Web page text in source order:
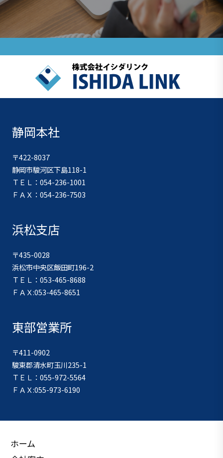
静岡本社
〒422-8037
静岡市駿河区下島118-1
ＴＥＬ：054-236-1001
ＦＡＸ：054-236-7503
浜松支店
〒435-0028
浜松市中央区飯田町196-2
ＴＥＬ：053-465-8688
ＦＡＸ:053-465-8651
東部営業所
〒411-0902
駿東郡清水町玉川235-1
ＴＥＬ：055-972-5564
ＦＡＸ:055-973-6190
ホーム